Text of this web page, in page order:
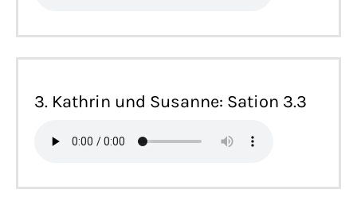
3. Kathrin und Susanne: Sation 3.3